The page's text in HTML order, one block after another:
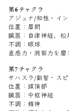
第6チャクラ
アジュナ/知性・イ
位置：眉間
臓器：自律神経、松
不調：眼球
直感力・洞察力を
第7チャクラ
サハスラ/叡智・ス
位置：頭頂部
臓器：中枢神経
不調：精神